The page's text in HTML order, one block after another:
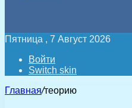
Пятница , 7 Август 2026
Войти
Switch skin
Главная/теорию